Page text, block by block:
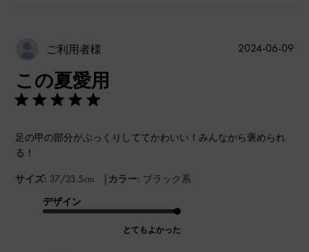
ご利用者様
この夏愛用
足の甲の部分がぷっくりしててかわいい！みんなから褒められ
る！
サイズ: 37/23.5cm | カラー: ブラック系
デザイン
とてもよかった
公
2024-06-09